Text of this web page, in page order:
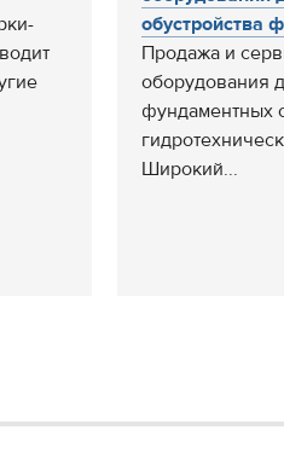
обустройства
Продажа и
оборудования
фундаментных
Широкий...